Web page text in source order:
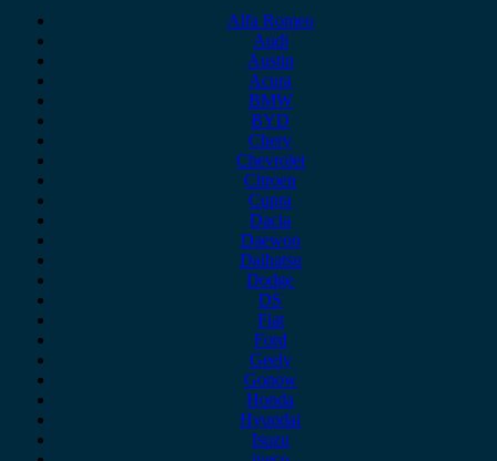
Alfa Romeo
Audi
Austin
Acura
BMW
BYD
Chery
Chevrolet
Citroen
Cupra
Dacia
Daewoo
Daihatsu
Dodge
DS
Fiat
Ford
Geely
Gonow
Honda
Hyundai
Isuzu